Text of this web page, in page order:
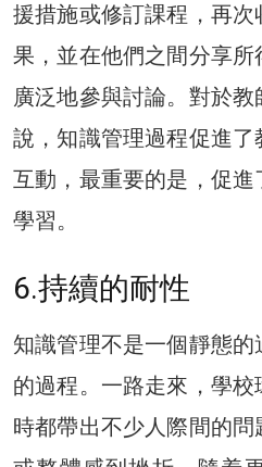
援措施或修訂課程，再
果，並在他們之間分享
廣泛地參與討論。對於
說，知識管理過程促進了
互動，最重要的是，促進
學習。
6.持續的耐性
知識管理不是一個靜態
的過程。一路走來，學
時都帶出不少人際間的